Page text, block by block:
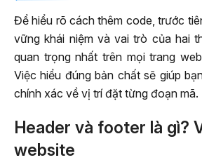
Để hiểu rõ cách thêm code, trước
vững khái niệm và vai trò của hai
quan trọng nhất trên mọi trang
Việc hiểu đúng bản chất sẽ giúp
chính xác về vị trí đặt từng đoạn mã.
Header và footer là gì?
website